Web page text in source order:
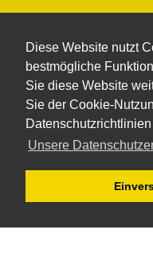
Diese Website nutzt
bestmögliche
Sie diese Website
Sie der Cookie-
Datenschutzrichtlinien
Unsere
Travaux